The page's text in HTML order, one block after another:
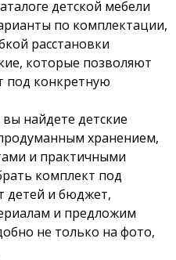
детской мебели
по комплектации,
расстановки
, которые позволяют
под конкретную
найдете детские
хранением,
и практичными
комплект под
детей и бюджет,
и предложим
не только на фото,